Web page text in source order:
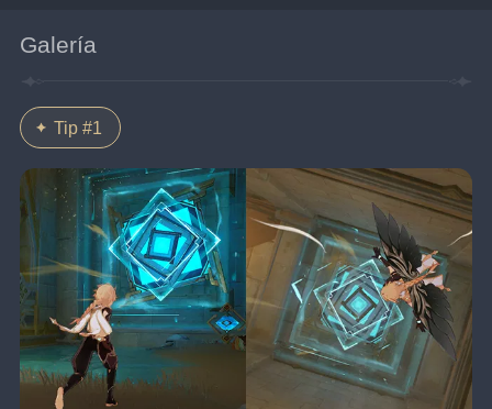
Galería
Tip #1